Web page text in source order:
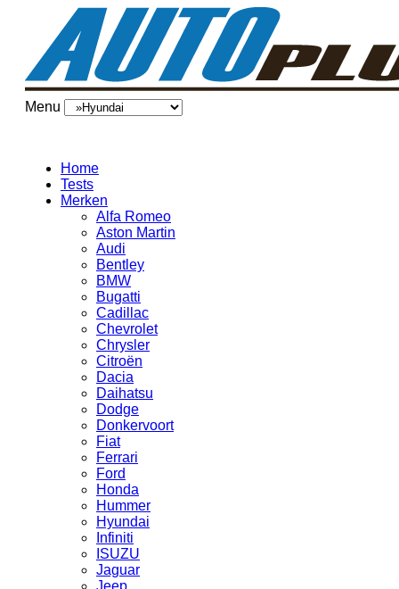
Menu
Home
Tests
Merken
Alfa Romeo
Aston Martin
Audi
Bentley
BMW
Bugatti
Cadillac
Chevrolet
Chrysler
Citroën
Dacia
Daihatsu
Dodge
Donkervoort
Fiat
Ferrari
Ford
Honda
Hummer
Hyundai
Infiniti
ISUZU
Jaguar
Jeep